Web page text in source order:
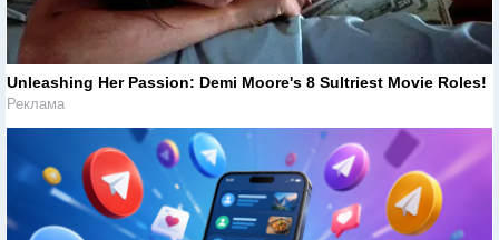
Unleashing Her Passion: Demi Moore's 8 Sultriest Movie Roles!
Реклама